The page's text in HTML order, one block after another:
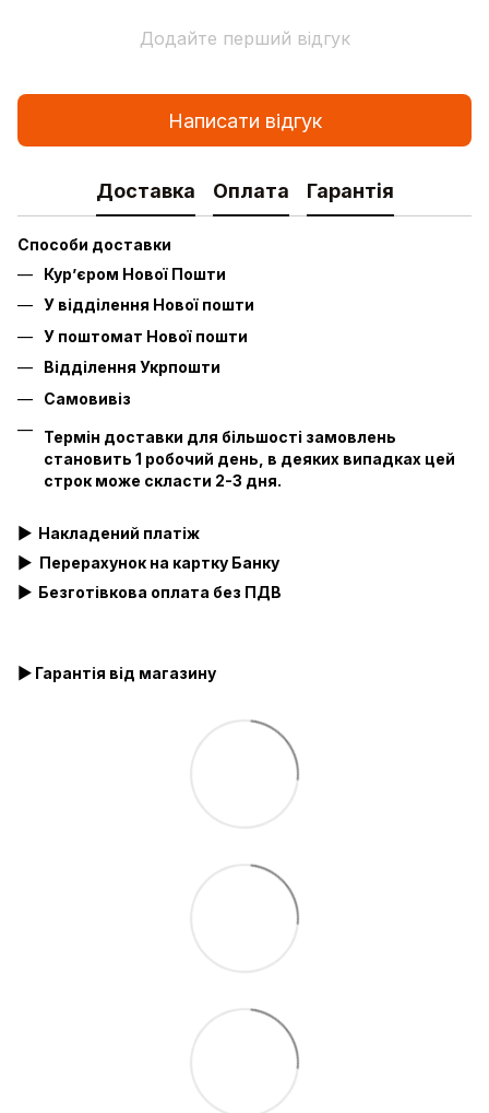
Додайте перший відгук
Написати відгук
Доставка Оплата Гарантія
Способи доставки
Кур’єром Нової Пошти
У відділення Нової пошти
У поштомат Нової пошти
Відділення Укрпошти
Самовивіз
Термін доставки для більшості замовлень
становить 1 робочий день, в деяких випадках цей
строк може скласти 2-3 дня.
▶ Накладений платіж
▶ Перерахунок на картку Банку
▶ Безготівкова оплата без ПДВ
▶ Гарантія від магазину